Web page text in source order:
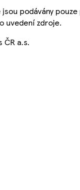
podávány
uvedení zdroje.
ČR a.s.